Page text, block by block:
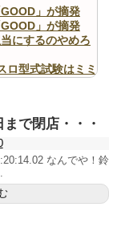
」が摘発
」が摘発
にするのやめろ
ロ型式試験はミミ
出ｗｗｗ
で閉店・・・
なんでや！鈴